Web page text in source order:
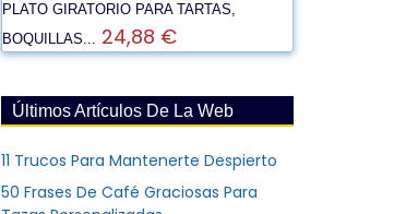
PLATO GIRATORIO PARA TARTAS,
BOQUILLAS... 24,88 €
Últimos Artículos De La Web
11 Trucos Para Mantenerte Despierto
50 Frases De Café Graciosas Para